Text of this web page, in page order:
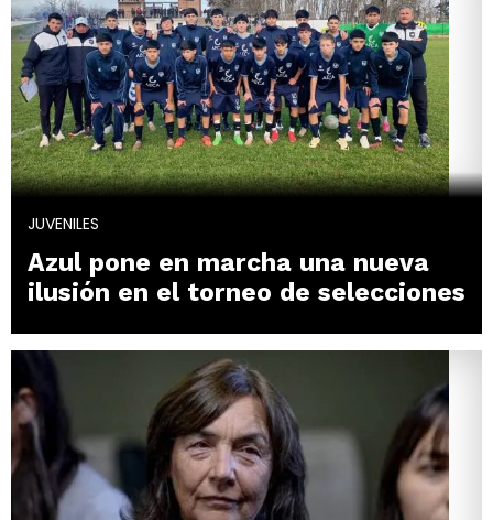
JUVENILES
Azul pone en marcha una nueva
ilusión en el torneo de selecciones